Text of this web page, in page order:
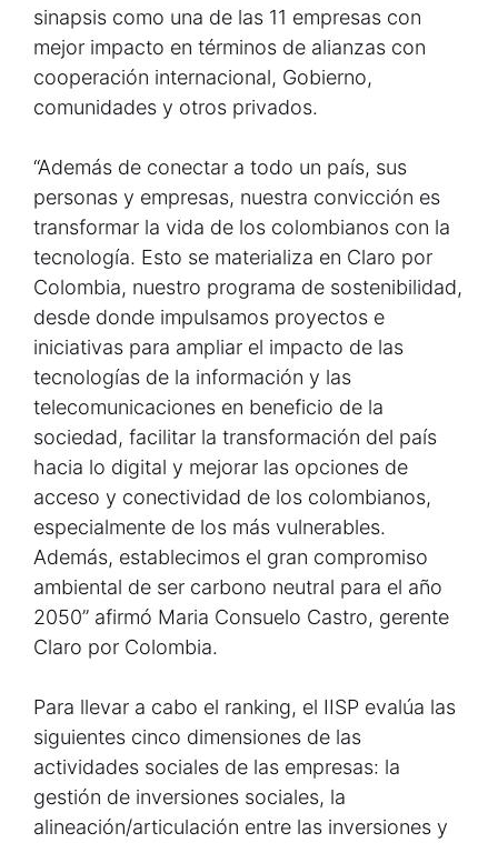
sinapsis como una de las 11 empresas con
mejor impacto en términos de alianzas con
cooperación internacional, Gobierno,
comunidades y otros privados.
“Además de conectar a todo un país, sus
personas y empresas, nuestra convicción es
transformar la vida de los colombianos con la
tecnología. Esto se materializa en Claro por
Colombia, nuestro programa de sostenibilidad,
desde donde impulsamos proyectos e
iniciativas para ampliar el impacto de las
tecnologías de la información y las
telecomunicaciones en beneficio de la
sociedad, facilitar la transformación del país
hacia lo digital y mejorar las opciones de
acceso y conectividad de los colombianos,
especialmente de los más vulnerables.
Además, establecimos el gran compromiso
ambiental de ser carbono neutral para el año
2050” afirmó Maria Consuelo Castro, gerente
Claro por Colombia.
Para llevar a cabo el ranking, el IISP evalúa las
siguientes cinco dimensiones de las
actividades sociales de las empresas: la
gestión de inversiones sociales, la
alineación/articulación entre las inversiones y